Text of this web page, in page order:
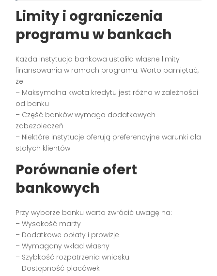
Limity i ograniczenia
programu w bankach
Każda instytucja bankowa ustaliła własne limity
finansowania w ramach programu. Warto pamiętać,
że:
– Maksymalna kwota kredytu jest różna w zależności
od banku
– Część banków wymaga dodatkowych
zabezpieczeń
– Niektóre instytucje oferują preferencyjne warunki dla
stałych klientów
Porównanie ofert
bankowych
Przy wyborze banku warto zwrócić uwagę na:
– Wysokość marży
– Dodatkowe opłaty i prowizje
– Wymagany wkład własny
– Szybkość rozpatrzenia wniosku
– Dostępność placówek